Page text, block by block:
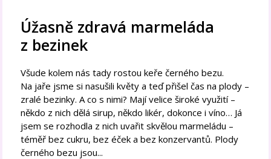
Úžasně zdravá marmeláda
z bezinek
Všude kolem nás tady rostou keře černého bezu.
Na jaře jsme si nasušili květy a teď přišel čas na plody –
zralé bezinky. A co s nimi? Mají velice široké využití –
někdo z nich dělá sirup, někdo likér, dokonce i víno… Já
jsem se rozhodla z nich uvařit skvělou marmeládu –
téměř bez cukru, bez éček a bez konzervantů. Plody
černého bezu jsou...